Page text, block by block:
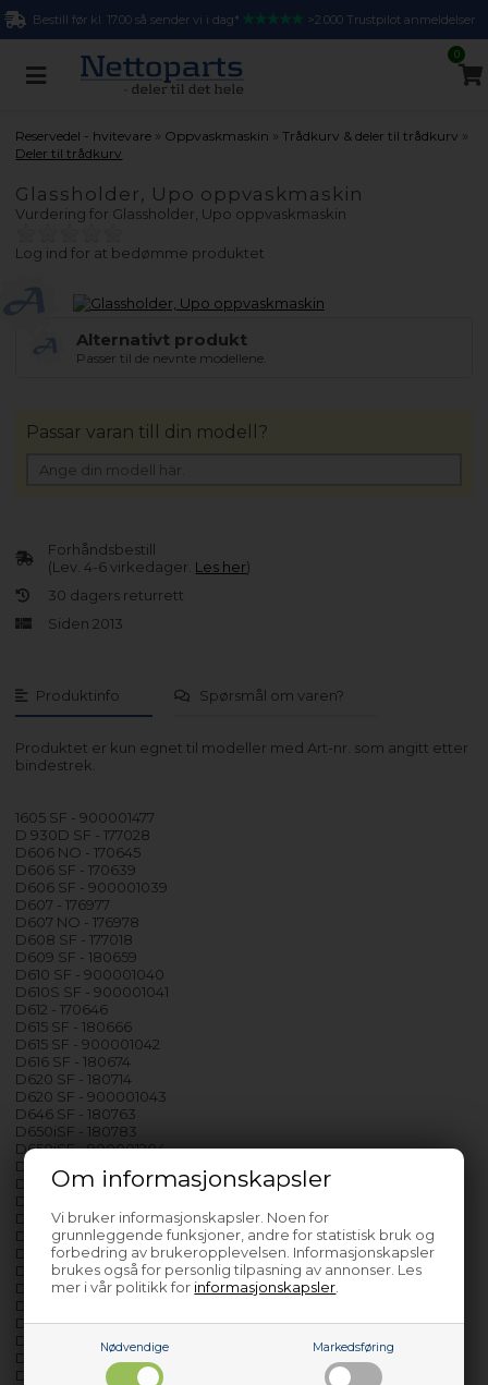
Om informasjonskapsler
Vi bruker informasjonskapsler. Noen for
grunnleggende funksjoner, andre for statistisk bruk og
forbedring av brukeropplevelsen. Informasjonskapsler
brukes også for personlig tilpasning av annonser. Les
mer i vår politikk for informasjonskapsler
Nødvendige Markedsføring
Bestill før kl. 17.00 så sender vi i dag* >2.000 Trustpilot anmeldelser
0
Reservedel - hvitevare » Oppvaskmaskin »Trådkurv & deler til trådkurv »
Deler til trådkurv
Glassholder, Upo oppvaskmaskin
Vurdering for Glassholder, Upo oppvaskmaskin
Log ind for at bedømme produktet
Alternativt produkt
Passer til de nevnte modellene.
Produktinfo Spørsmål om varen?
Produktet er kun egnet til modeller med Art-nr. som angitt etter
bindestrek.
1605 SF - 900001477
D 930D SF - 177028
D606 NO - 170645
D606 SF - 170639
D606 SF - 900001039
D607 - 176977
D607 NO - 176978
D608 SF - 177018
D609 SF - 180659
D610 SF - 900001040
D610S SF - 900001041
D612 - 170646
D615 SF - 180666
D615 SF - 900001042
D616 SF - 180674
D620 SF - 180714
D620 SF - 900001043
D646 SF - 180763
D650iSF - 180783
D650iSF - 900001204
D650SNO - 170693
D652I - 180784
D660 SF - 180798
D660 SF - 900001205
D660S SF - 900001206
D670 SF - 177019
D670S SF - 177020
D710 SF - 177021
D710 SF - 177022
D720 SF - 177023
D730iSF - 177024
D850D SF - 177025
D910 SF - 177026
Forhåndsbestill
(Lev. 4-6 virkedager. Les her)
30 dagers returrett
Siden 2013
Passar varan till din modell?